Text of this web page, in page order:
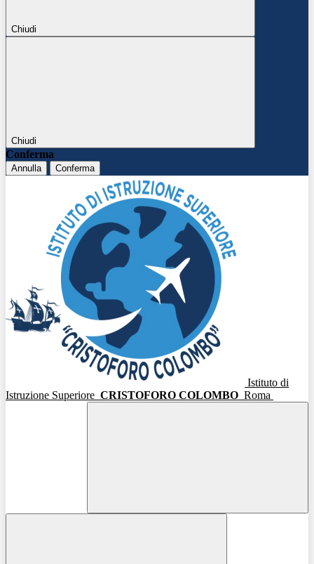
Chiudi
Chiudi
Conferma
Annulla Conferma
Istituto di
Istruzione Superiore CRISTOFORO COLOMBO Roma